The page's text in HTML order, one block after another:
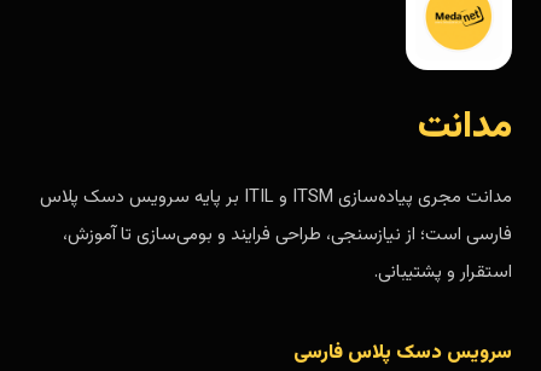
مدانت
مدانت مجری پیاده‌سازی ITSM و ITIL بر پایه سرویس دسک پلاس
فارسی است؛ از نیازسنجی، طراحی فرایند و بومی‌سازی تا آموزش،
استقرار و پشتیبانی.
سرویس دسک پلاس فارسی